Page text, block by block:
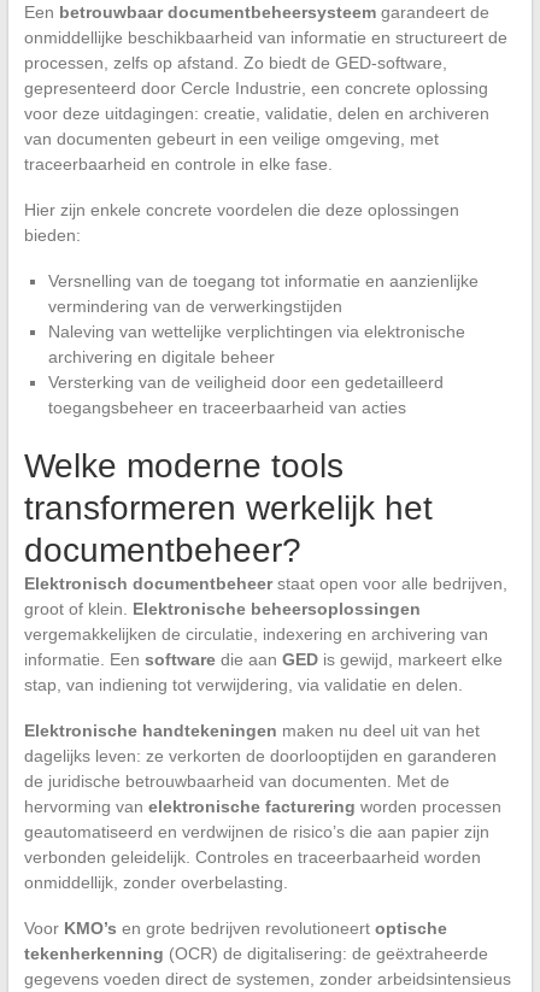
Een betrouwbaar documentbeheersysteemgarandeert de
onmiddellijke beschikbaarheid van informatie en structureert de
processen, zelfs op afstand. Zo biedt de GED-software,
gepresenteerd door Cercle Industrie, een concrete oplossing
voor deze uitdagingen: creatie, validatie, delen en archiveren
van documenten gebeurt in een veilige omgeving, met
traceerbaarheid en controle in elke fase.
Hier zijn enkele concrete voordelen die deze oplossingen
bieden:
Versnelling van de toegang tot informatie en aanzienlijke
vermindering van de verwerkingstijden
Naleving van wettelijke verplichtingen via elektronische
archivering en digitale beheer
Versterking van de veiligheid door een gedetailleerd
toegangsbeheer en traceerbaarheid van acties
Welke moderne tools
transformeren werkelijk het
documentbeheer?
Elektronisch documentbeheerstaat open voor alle bedrijven,
groot of klein. Elektronische beheersoplossingen
vergemakkelijken de circulatie, indexering en archivering van
informatie. Een softwaredie aan GEDis gewijd, markeert elke
stap, van indiening tot verwijdering, via validatie en delen.
Elektronische handtekeningen maken nu deel uit van het
dagelijks leven: ze verkorten de doorlooptijden en garanderen
de juridische betrouwbaarheid van documenten. Met de
hervorming van elektronische facturering worden processen
geautomatiseerd en verdwijnen de risico’s die aan papier zijn
verbonden geleidelijk. Controles en traceerbaarheid worden
onmiddellijk, zonder overbelasting.
Voor KMO’s en grote bedrijven revolutioneert optische
tekenherkenning (OCR) de digitalisering: de geëxtraheerde
gegevens voeden direct de systemen, zonder arbeidsintensieus